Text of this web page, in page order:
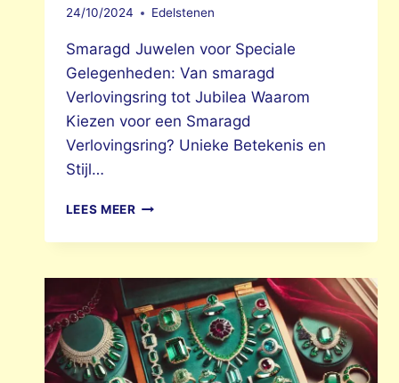
24/10/2024 Edelstenen
Smaragd Juwelen voor Speciale
Gelegenheden: Van smaragd
Verlovingsring tot Jubilea Waarom
Kiezen voor een Smaragd
Verlovingsring? Unieke Betekenis en
Stijl…
LEES MEERSMARAGD